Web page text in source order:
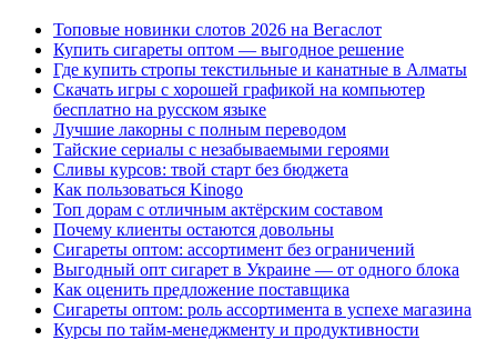
Топовые новинки слотов 2026 на Вегаслот
Купить сигареты оптом — выгодное решение
Где купить стропы текстильные и канатные в Алматы
Скачать игры с хорошей графикой на компьютер
бесплатно на русском языке
Лучшие лакорны с полным переводом
Тайские сериалы с незабываемыми героями
Сливы курсов: твой старт без бюджета
Как пользоваться Kinogo
Топ дорам с отличным актёрским составом
Почему клиенты остаются довольны
Сигареты оптом: ассортимент без ограничений
Выгодный опт сигарет в Украине — от одного блока
Как оценить предложение поставщика
Сигареты оптом: роль ассортимента в успехе магазина
Курсы по тайм-менеджменту и продуктивности